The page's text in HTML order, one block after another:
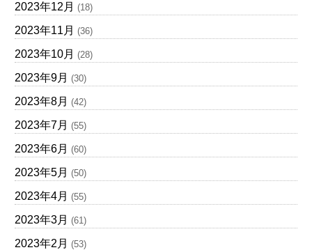
2023年12月 (18)
2023年11月 (36)
2023年10月 (28)
2023年9月 (30)
2023年8月 (42)
2023年7月 (55)
2023年6月 (60)
2023年5月 (50)
2023年4月 (55)
2023年3月 (61)
2023年2月 (53)